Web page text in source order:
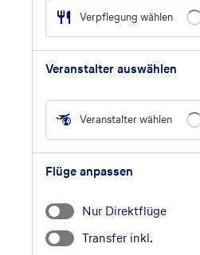
Verpflegung wählen
Veranstalter auswählen
Veranstalter wählen
Flüge anpassen
Nur Direktflüge
Transfer inkl.